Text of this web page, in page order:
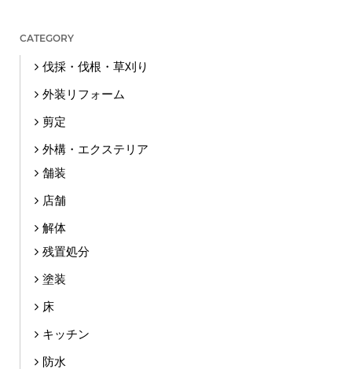
CATEGORY
伐採・伐根・草刈り
外装リフォーム
剪定
外構・エクステリア
舗装
店舗
解体
残置処分
塗装
床
キッチン
防水